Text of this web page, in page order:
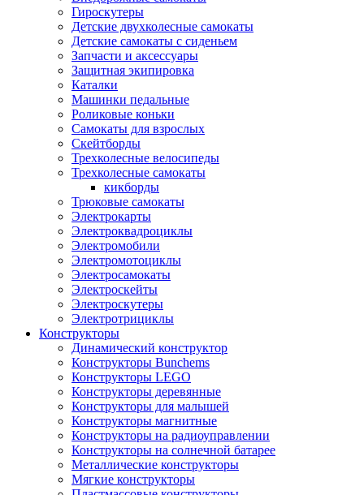
Гироскутеры
Детские двухколесные самокаты
Детские самокаты с сиденьем
Запчасти и аксессуары
Защитная экипировка
Каталки
Машинки педальные
Роликовые коньки
Самокаты для взрослых
Скейтборды
Трехколесные велосипеды
Трехколесные самокаты
кикборды
Трюковые самокаты
Электрокарты
Электроквадроциклы
Электромобили
Электромотоциклы
Электросамокаты
Электроскейты
Электроскутеры
Электротрициклы
Конструкторы
Динамический конструктор
Конструкторы Bunchems
Конструкторы LEGO
Конструкторы деревянные
Конструкторы для малышей
Конструкторы магнитные
Конструкторы на радиоуправлении
Конструкторы на солнечной батарее
Металлические конструкторы
Мягкие конструкторы